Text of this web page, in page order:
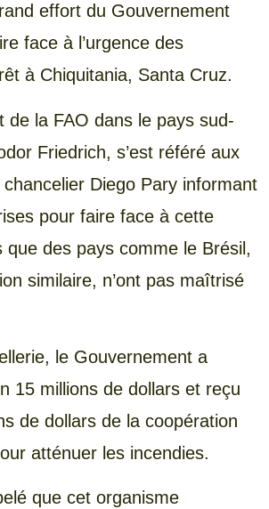
effort du Gouvernement
face à l’urgence des
à Chiquitania, Santa Cruz.
de la FAO dans le pays sud-
Friedrich, s’est référé aux
Diego Pary informant
pour faire face à cette
que des pays comme le Brésil,
similaire, n’ont pas maîtrisé
le Gouvernement a
15 millions de dollars et reçu
de dollars de la coopération
atténuer les incendies.
que cet organisme